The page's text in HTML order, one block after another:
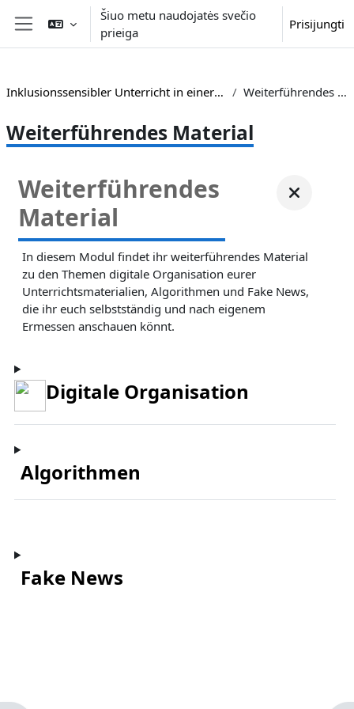
Pereiti į pagrindinį turinį
Šoninis skydelis
Šiuo metu naudojatės svečio
prieiga
Prisijungti
Inklusionssensibler Unterricht in einer digitalen Welt Weiterführendes Material
Weiterführendes Material
Weiterführendes
Material
In diesem Modul findet ihr weiterführendes Material
zu den Themen digitale Organisation eurer
Unterrichtsmaterialien, Algorithmen und Fake News,
die ihr euch selbstständig und nach eigenem
Ermessen anschauen könnt.
Digitale Organisation
Algorithmen
Fake News